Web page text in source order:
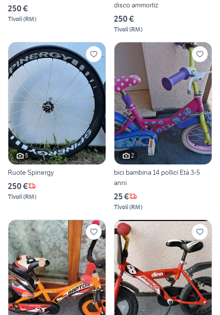
250 €
Tivoli(RM)
disco ammortiz
250 €
Tivoli(RM)
5
Ruote Spinergy
250 €
Tivoli(RM)
2
bici bambina 14 pollici Età 3-5
anni
25 €
Tivoli(RM)